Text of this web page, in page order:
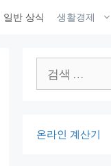
일반 상식 생활경제
색:
온라인 계산기